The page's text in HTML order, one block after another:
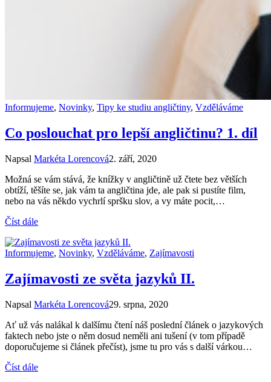
Informujeme, Novinky, Tipy ke studiu angličtiny, Vzděláváme
Co poslouchat pro lepší angličtinu? 1. díl
Napsal Markéta Lorencová2. září, 2020
Možná se vám stává, že knížky v angličtině už čtete bez větších
obtíží, těšíte se, jak vám ta angličtina jde, ale pak si pustíte film,
nebo na vás někdo vychrlí spršku slov, a vy máte pocit,…
Číst dále
Informujeme, Novinky, Vzděláváme, Zajímavosti
Zajímavosti ze světa jazyků II.
Napsal Markéta Lorencová29. srpna, 2020
Ať už vás nalákal k dalšímu čtení náš poslední článek o jazykových
faktech nebo jste o něm dosud neměli ani tušení (v tom případě
doporučujeme si článek přečíst), jsme tu pro vás s další várkou…
Číst dále